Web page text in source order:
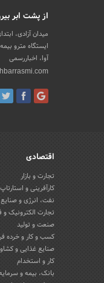
از پشت ابر
میدان آزادی،
ایستگاه مترو
آوا، اخباررسمی
اقتصادی
تجارت و بازار
کارآفرینی و استارتاپ
نفت، انرژی و
تجارت الکترونیک و
صنعت و تولید
کسب و کار و خرده
صنایع غذایی و
کار و استخدام
بانک، بیمه و